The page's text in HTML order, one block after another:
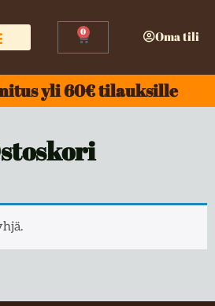
0 Oma tili
yli 60€ tilauksille